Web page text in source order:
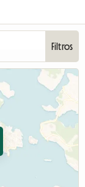
Filtros